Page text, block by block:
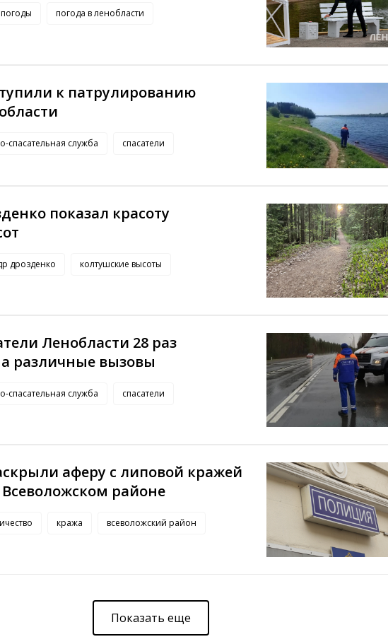
погода в ленобласти
к патрулированию
спасательная служба спасатели
показал красоту
дрозденко колтушские высоты
Ленобласти 28 раз
различные вызовы
спасательная служба спасатели
аферу с липовой кражей
районе
кража всеволожский район
Показать еще